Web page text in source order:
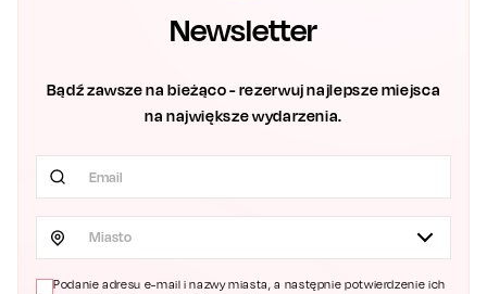
Newsletter
Bądź zawsze na bieżąco - rezerwuj najlepsze miejsca
na największe wydarzenia.
Miasto
Podanie adresu e-mail i nazwy miasta, a następnie potwierdzenie ich